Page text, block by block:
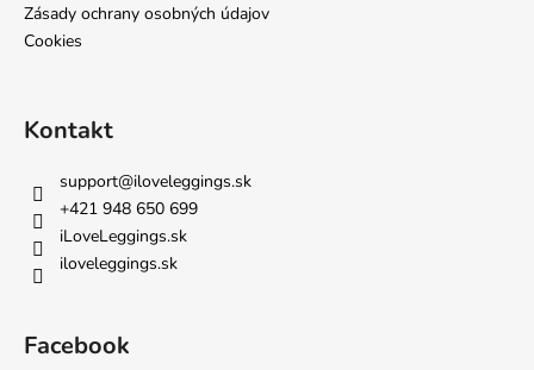
Zásady ochrany osobných údajov
Cookies
Kontakt
support@iloveleggings.sk
+421 948 650 699
iLoveLeggings.sk
iloveleggings.sk
Facebook